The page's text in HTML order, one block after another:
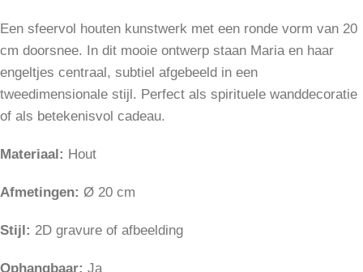
Een sfeervol houten kunstwerk met een ronde vorm van 20
cm doorsnee. In dit mooie ontwerp staan Maria en haar
engeltjes centraal, subtiel afgebeeld in een
tweedimensionale stijl. Perfect als spirituele wanddecoratie
of als betekenisvol cadeau.
Materiaal: Hout
Afmetingen: Ø 20 cm
Stijl: 2D gravure of afbeelding
Ophangbaar: Ja